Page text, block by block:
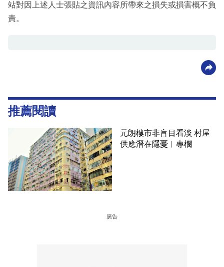
站對因上述人士張貼之資訊內容所帶來之損失或損害概不負
責。
推薦閱讀
元朗樓市非盲目看淡 村屋
供應潛在隱憂︳專欄
廣告